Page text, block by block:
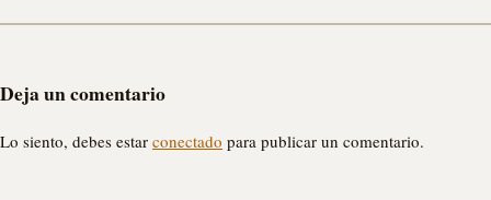
Deja un comentario
Lo siento, debes estar conectado para publicar un comentario.